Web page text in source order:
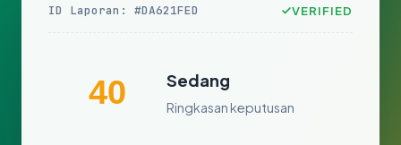
ID Laporan: #DA621FED VERIFIED
40 Sedang
Ringkasan keputusan